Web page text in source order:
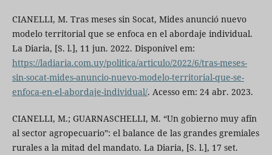
CIANELLI, M. Tras meses sin Socat, Mides anunció nuevo
modelo territorial que se enfoca en el abordaje individual.
La Diaria, [S. l.], 11 jun. 2022. Disponível em:
https://ladiaria.com.uy/politica/articulo/2022/6/tras-meses-
sin-socat-mides-anuncio-nuevo-modelo-territorial-que-se-
enfoca-en-el-abordaje-individual/. Acesso em: 24 abr. 2023.
CIANELLI, M.; GUARNASCHELLI, M. “Un gobierno muy afín
al sector agropecuario”: el balance de las grandes gremiales
rurales a la mitad del mandato. La Diaria, [S. l.], 17 set.